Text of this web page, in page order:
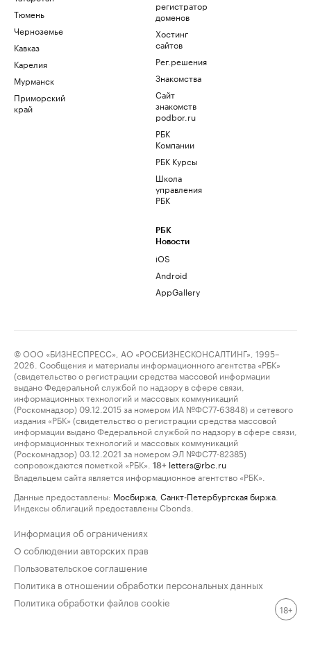
Тюмень
Черноземье
Кавказ
Карелия
Мурманск
Приморский
край
регистратор
доменов
Хостинг
сайтов
Рег.решения
Знакомства
Сайт
знакомств
podbor.ru
РБК
Компании
РБК Курсы
Школа
управления
РБК
РБК
Новости
iOS
Android
AppGallery
© ООО «БИЗНЕСПРЕСС», АО «РОСБИЗНЕСКОНСАЛТИНГ», 1995–
2026. Сообщения и материалы информационного агентства «РБК»
(свидетельство о регистрации средства массовой информации
выдано Федеральной службой по надзору в сфере связи,
информационных технологий и массовых коммуникаций
(Роскомнадзор) 09.12.2015 за номером ИА №ФС77-63848) и сетевого
издания «РБК» (свидетельство о регистрации средства массовой
информации выдано Федеральной службой по надзору в сфере связи,
информационных технологий и массовых коммуникаций
(Роскомнадзор) 03.12.2021 за номером ЭЛ №ФС77-82385)
сопровождаются пометкой «РБК».
18+ letters@rbc.ru
Владельцем сайта является информационное агентство «РБК».
Данные предоставлены: Мосбиржа Санкт-Петербургская биржа
Индексы облигаций предоставлены Cbonds.
Информация об ограничениях
О соблюдении авторских прав
Пользовательское соглашение
Политика в отношении обработки персональных данных
Политика обработки файлов cookie
18+